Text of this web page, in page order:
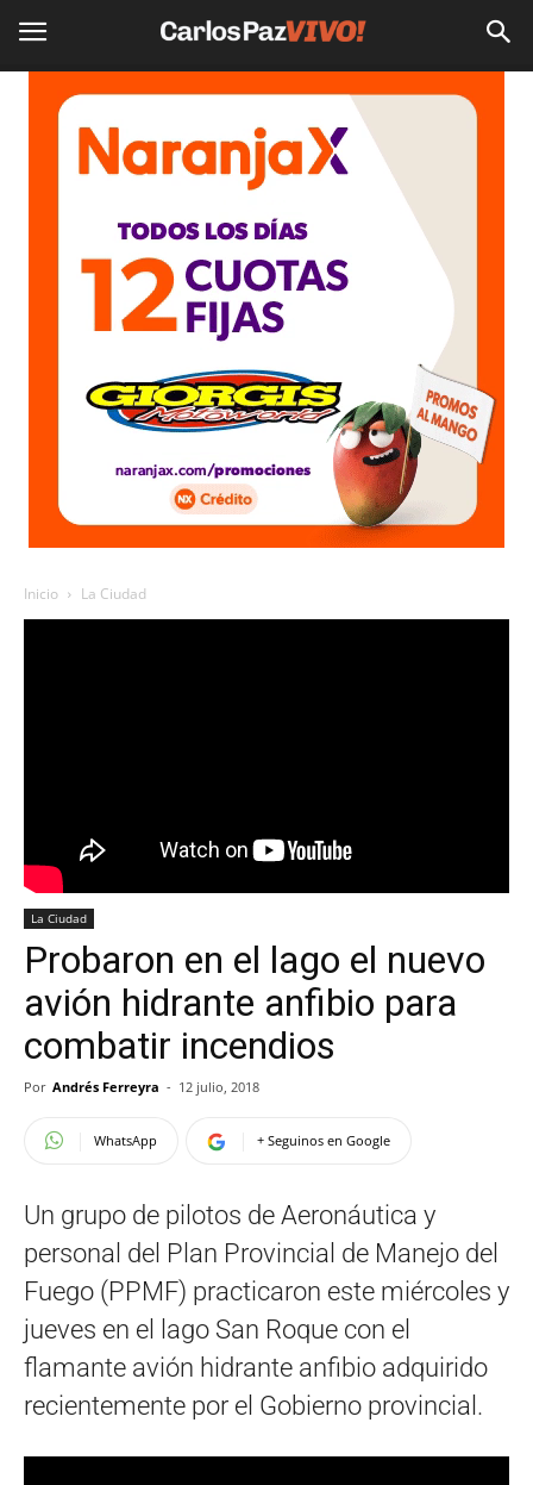
Inicio La Ciudad
La Ciudad
Probaron en el lago el nuevo
avión hidrante anfibio para
combatir incendios
Por Andrés Ferreyra - 12 julio, 2018
WhatsApp + Seguinos en Google
Un grupo de pilotos de Aeronáutica y
personal del Plan Provincial de Manejo del
Fuego (PPMF) practicaron este miércoles y
jueves en el lago San Roque con el
flamante avión hidrante anfibio adquirido
recientemente por el Gobierno provincial.